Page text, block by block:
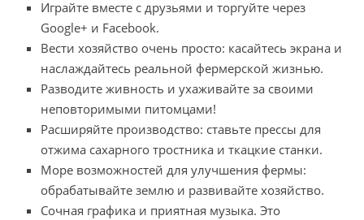
Играйте вместе с друзьями и торгуйте через
Google+ и Facebook.
Вести хозяйство очень просто: касайтесь экрана и
наслаждайтесь реальной фермерской жизнью.
Разводите живность и ухаживайте за своими
неповторимыми питомцами!
Расширяйте производство: ставьте прессы для
отжима сахарного тростника и ткацкие станки.
Море возможностей для улучшения фермы:
обрабатывайте землю и развивайте хозяйство.
Сочная графика и приятная музыка. Это